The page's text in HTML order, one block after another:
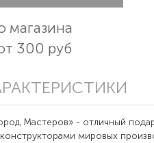
магазина
300 руб
Мастеров» - отличный
мировых